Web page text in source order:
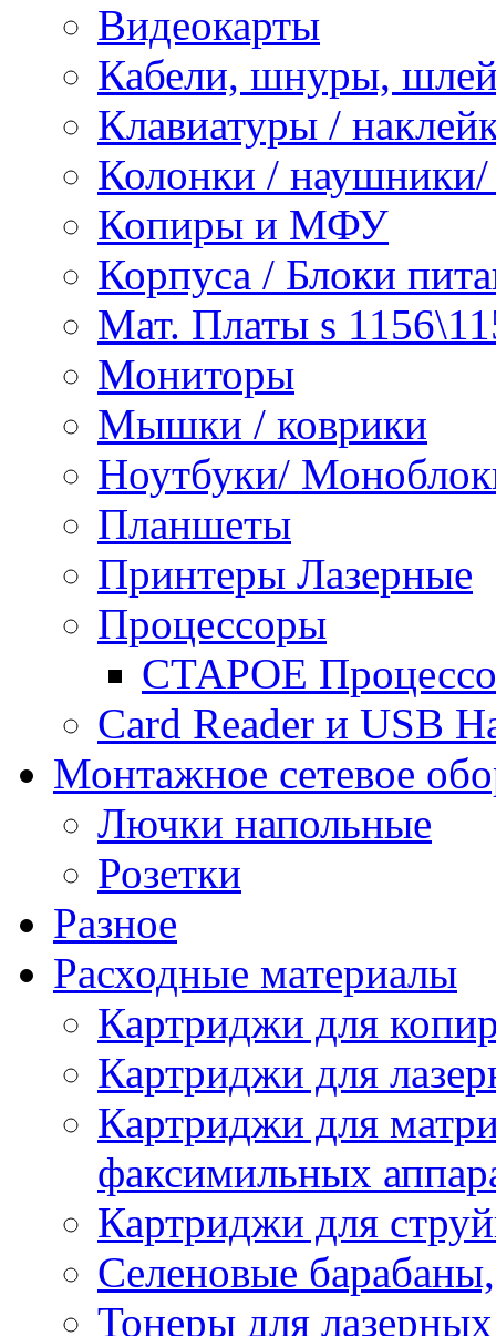
Видеокарты
Кабели, шнуры,
Клавиатуры /
Колонки /
Копиры и МФУ
Корпуса / Блоки
Мат. Платы s
Мониторы
Мышки / коврики
Ноутбуки/
Планшеты
Принтеры Лазерные
Процессоры
СТАРОЕ
Сard Reader и USB
Монтажное сетевое
Лючки напольные
Розетки
Разное
Расходные материалы
Картриджи для
Картриджи для
Картриджи для
факсимильных
Картриджи для
Селеновые
Тонеры для